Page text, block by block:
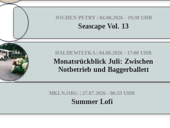
JOCHEN PETRY | 04.08.2026 - 19:38 UHR
Seascape Vol. 13
HALDEWITZKA | 04.08.2026 - 17:00 UHR
Monatsrückblick Juli: Zwischen
Notbetrieb und Baggerballett
MKLN.ORG | 27.07.2026 - 06:33 UHR
Summer Lofi